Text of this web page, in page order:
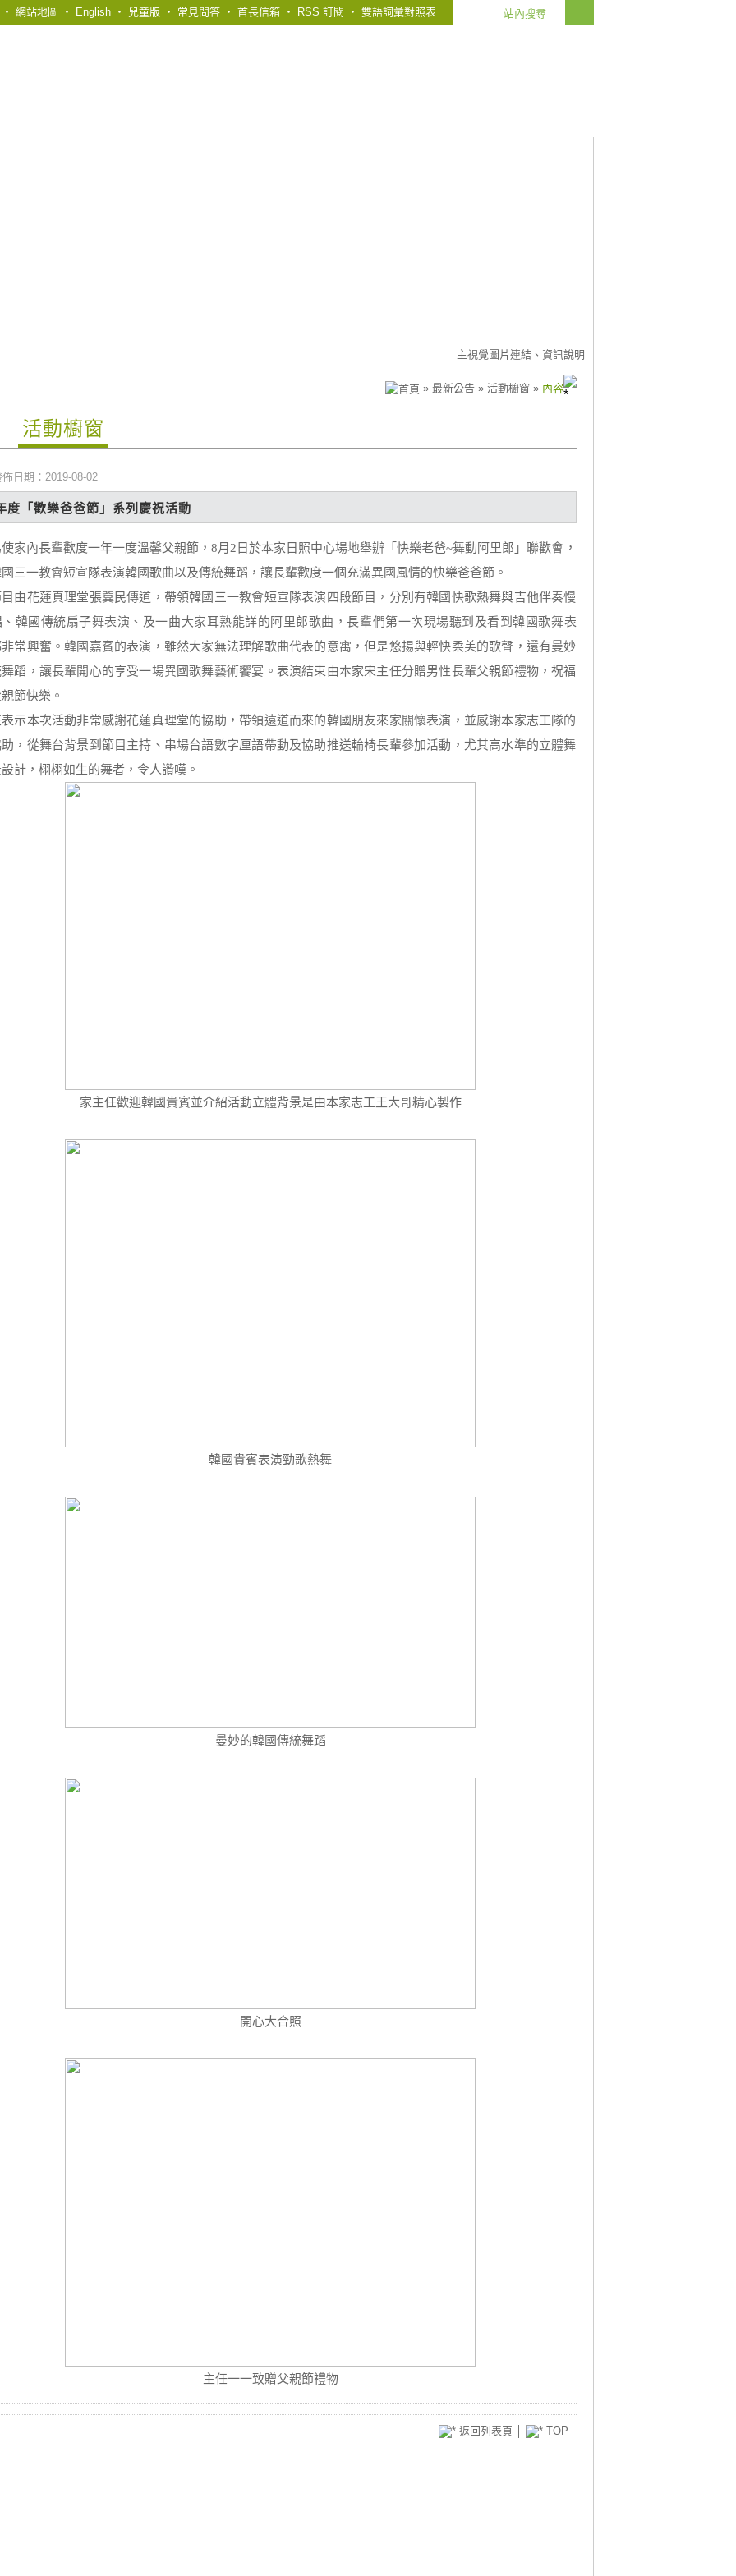
‧ 網站地圖 ‧ English‧ 兒童版 ‧ 常見問答‧ 首長信箱‧ RSS 訂閱 ‧ 雙語詞彙對照表
主視覺圖片連結、資訊說明
» 最新公告 » 活動櫥窗 » 內容
活動櫥窗
日期：2019-08-02
度「歡樂爸爸節」系列慶祝活動
家內長輩歡度一年一度溫馨父親節，8月2日於本家日照中心場地舉辦「快樂老爸~舞動阿里郎」聯歡會，
三一教會短宣隊表演韓國歌曲以及傳統舞蹈，讓長輩歡度一個充滿異國風情的快樂爸爸節。
由花蓮真理堂張冀民傳道，帶領韓國三一教會短宣隊表演四段節目，分別有韓國快歌熱舞與吉他伴奏慢
、韓國傳統扇子舞表演、及一曲大家耳熟能詳的阿里郎歌曲，長輩們第一次現場聽到及看到韓國歌舞表
常興奮。韓國嘉賓的表演，雖然大家無法理解歌曲代表的意寓，但是悠揚與輕快柔美的歌聲，還有曼妙
舞蹈，讓長輩開心的享受一場異國歌舞藝術饗宴。表演結束由本家宋主任分贈男性長輩父親節禮物，祝福
節快樂。
表示本次活動非常感謝花蓮真理堂的協助，帶領遠道而來的韓國朋友來家關懷表演，並感謝本家志工隊的
助，從舞台背景到節目主持、串場台語數字厘語帶動及協助推送輪椅長輩參加活動，尤其高水準的立體舞
計，栩栩如生的舞者，令人讚嘆。
家主任歡迎韓國貴賓並介紹活動立體背景是由本家志工王大哥精心製作
韓國貴賓表演勁歌熱舞
曼妙的韓國傳統舞蹈
開心大合照
主任一一致贈父親節禮物
返回列表頁 TOP